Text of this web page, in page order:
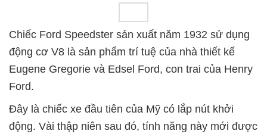
Chiếc Ford Speedster sản xuất năm 1932 sử dụng
động cơ V8 là sản phẩm trí tuệ của nhà thiết kế
Eugene Gregorie và Edsel Ford, con trai của Henry
Ford.
Đây là chiếc xe đầu tiên của Mỹ có lắp nút khởi
động. Vài thập niên sau đó, tính năng này mới được